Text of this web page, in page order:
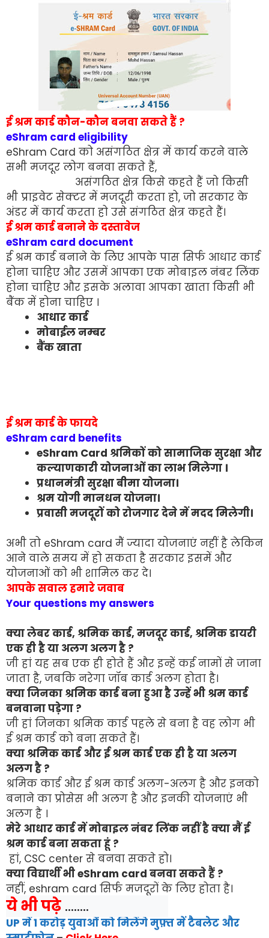
ई श्रम कार्ड कौन-कौन बनवा सकते हैं ?
eShram card eligibility
eShram Card को असंगठित क्षेत्र में कार्य करने वाले
सभी मजदूर लोग बनवा सकते हैं,
असंगठित क्षेत्र किसे कहते हैं जो किसी
भी प्राइवेट सेक्टर में मजदूरी करता हो, जो सरकार के
अंडर में कार्य करता हो उसे संगठित क्षेत्र कहते हैं।
ई श्रम कार्ड बनाने के दस्तावेज
eShram card document
ई श्रम कार्ड बनाने के लिए आपके पास सिर्फ आधार कार्ड
होना चाहिए और उसमें आपका एक मोबाइल नंबर लिंक
होना चाहिए और इसके अलावा आपका खाता किसी भी
बैंक में होना चाहिए ।
आधार कार्ड
मोबाईल नम्बर
बैंक खाता
ई श्रम कार्ड के फायदे
eShram card benefits
eShram Card श्रमिकों को सामाजिक सुरक्षा और
कल्याणकारी योजनाओं का लाभ मिलेगा ।
प्रधानमंत्री सुरक्षा बीमा योजना।
श्रम योगी मानधन योजना।
प्रवासी मजदूरों को रोजगार देने में मदद मिलेगी।
अभी तो eShram card मैं ज्यादा योजनाएं नहीं है लेकिन
आने वाले समय में हो सकता है सरकार इसमें और
योजनाओं को भी शामिल कर दे।
आपके सवाल हमारे जवाब
Your questions my answers
क्या लेबर कार्ड, श्रमिक कार्ड, मजदूर कार्ड, श्रमिक डायरी
एक ही है या अलग अलग है ?
जी हां यह सब एक ही होते हैं और इन्हें कई नामों से जाना
जाता है, जबकि नरेगा जॉब कार्ड अलग होता है।
क्या जिनका श्रमिक कार्ड बना हुआ है उन्हें भी श्रम कार्ड
बनवाना पड़ेगा ?
जी हां जिनका श्रमिक कार्ड पहले से बना है वह लोग भी
ई श्रम कार्ड को बना सकते हैं।
क्या श्रमिक कार्ड और ई श्रम कार्ड एक ही है या अलग
अलग है ?
श्रमिक कार्ड और ई श्रम कार्ड अलग-अलग है और इनको
बनाने का प्रोसेस भी अलग है और इनकी योजनाएं भी
अलग है ।
मेरे आधार कार्ड में मोबाइल नंबर लिंक नहीं है क्या मैं ई
श्रम कार्ड बना सकता हूं ?
हां, CSC center से बनवा सकते हो।
क्या विद्यार्थी भी eShram card बनवा सकते हैं ?
नहीं, eshram card सिर्फ मजदूरों के लिए होता है।
ये भी पढ़े ........
UP में 1 करोड़ युवाओं को मिलेंगे मुफ़्त में टैबलेट और